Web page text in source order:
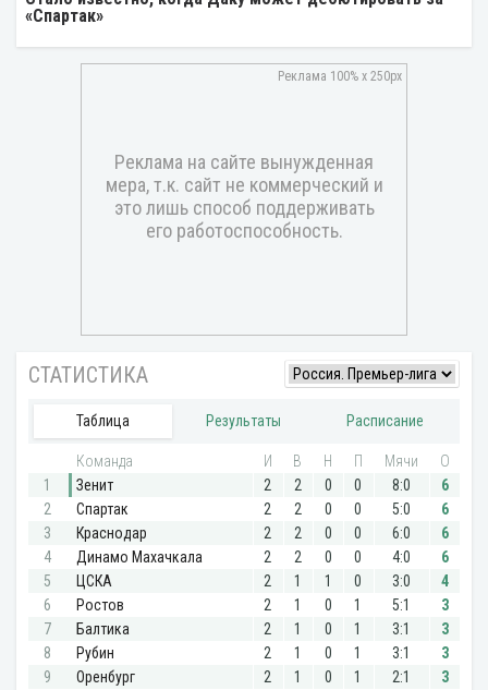
«Спартак»